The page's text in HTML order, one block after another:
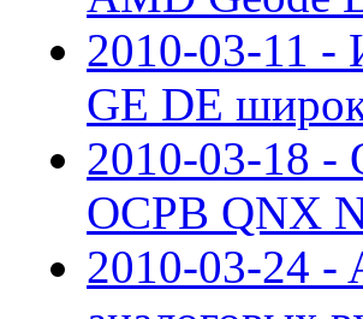
2010-03-11 -
GE DE
2010-03-18 -
ОСРВ QNX
2010-03-24 -